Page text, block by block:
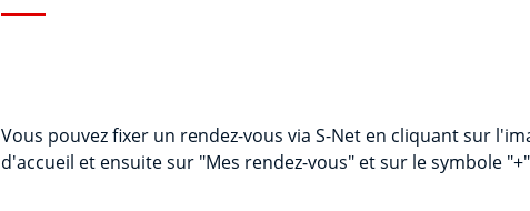
Vous pouvez fixer un rendez-vous via S-Net en cliquant sur
d'accueil et ensuite sur "Mes rendez-vous" et sur le symbole